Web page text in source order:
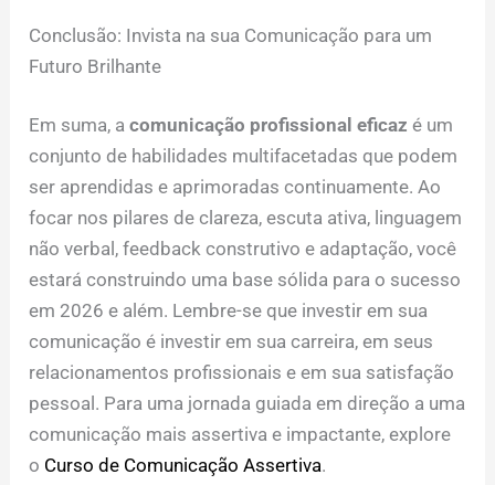
Conclusão: Invista na sua Comunicação para um
Futuro Brilhante
Em suma, acomunicação profissional eficaz é um
conjunto de habilidades multifacetadas que podem
ser aprendidas e aprimoradas continuamente. Ao
focar nos pilares de clareza, escuta ativa, linguagem
não verbal, feedback construtivo e adaptação, você
estará construindo uma base sólida para o sucesso
em 2026 e além. Lembre-se que investir em sua
comunicação é investir em sua carreira, em seus
relacionamentos profissionais e em sua satisfação
pessoal. Para uma jornada guiada em direção a uma
comunicação mais assertiva e impactante, explore
o Curso de Comunicação Assertiva.